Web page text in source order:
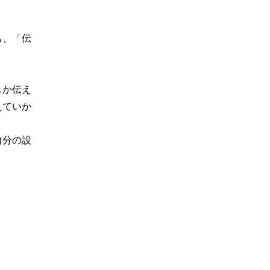
、「伝
伝え
ていか
の設